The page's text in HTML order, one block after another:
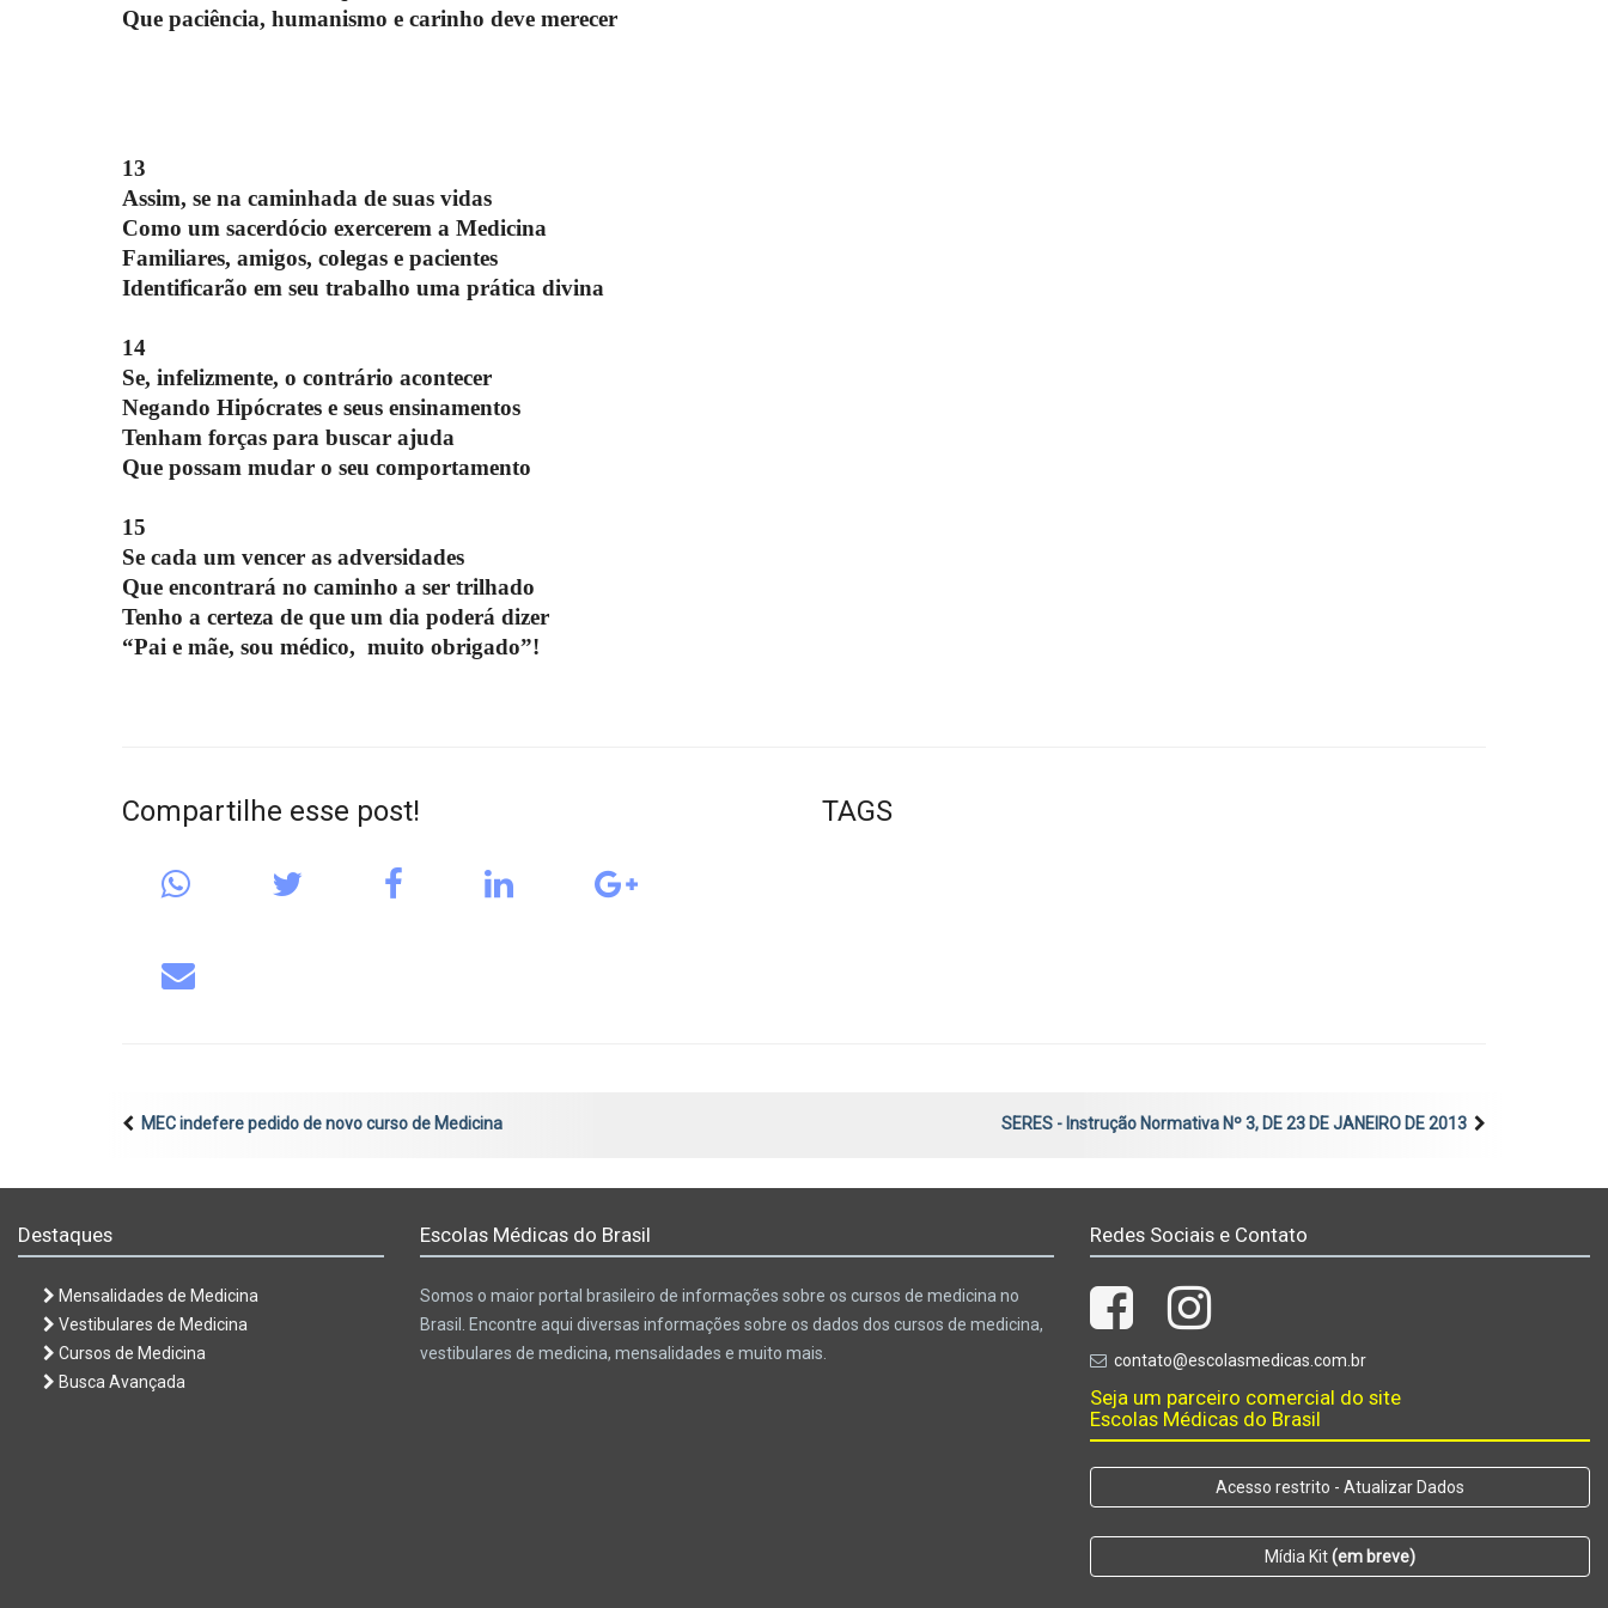
Que paciência, humanismo e carinho deve merecer
13
Assim, se na caminhada de suas vidas
Como um sacerdócio exercerem a Medicina
Familiares, amigos, colegas e pacientes
Identificarão em seu trabalho uma prática divina
14
Se, infelizmente, o contrário acontecer
Negando Hipócrates e seus ensinamentos
Tenham forças para buscar ajuda
Que possam mudar o seu comportamento
15
Se cada um vencer as adversidades
Que encontrará no caminho a ser trilhado
Tenho a certeza de que um dia poderá dizer
“Pai e mãe, sou médico, muito obrigado”!
Compartilhe esse post! TAGS
MEC indefere pedido de novo curso de Medicina SERES - Instrução Normativa Nº 3, DE 23 DE JANEIRO DE 2013
Destaques
Mensalidades de Medicina
Vestibulares de Medicina
Cursos de Medicina
Busca Avançada
Escolas Médicas do Brasil
Somos o maior portal brasileiro de informações sobre os cursos de medicina no
Brasil. Encontre aqui diversas informações sobre os dados dos cursos de medicina,
vestibulares de medicina, mensalidades e muito mais.
Redes Sociais e Contato
contato@escolasmedicas.com.br
Seja um parceiro comercial do site
Escolas Médicas do Brasil
Acesso restrito - Atualizar Dados
Mídia Kit(em breve)